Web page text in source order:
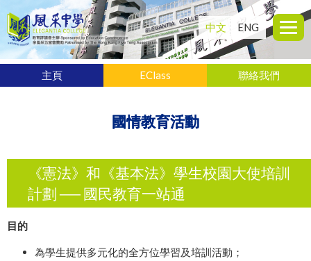
主頁 EClass 聯絡我們
中文 ENG
國情教育活動
《憲法》和《基本法》學生校園大使培訓
計劃 ── 國民教育一站通
目的
為學生提供多元化的全方位學習及培訓活動；